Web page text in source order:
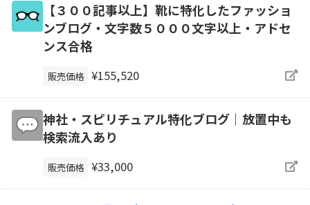
【３００記事以上】靴に特化したファッショ
ンブログ・文字数５０００文字以上・アドセ
ンス合格
販売価格 ¥155,520
神社・スピリチュアル特化ブログ｜放置中も
検索流入あり
販売価格 ¥33,000